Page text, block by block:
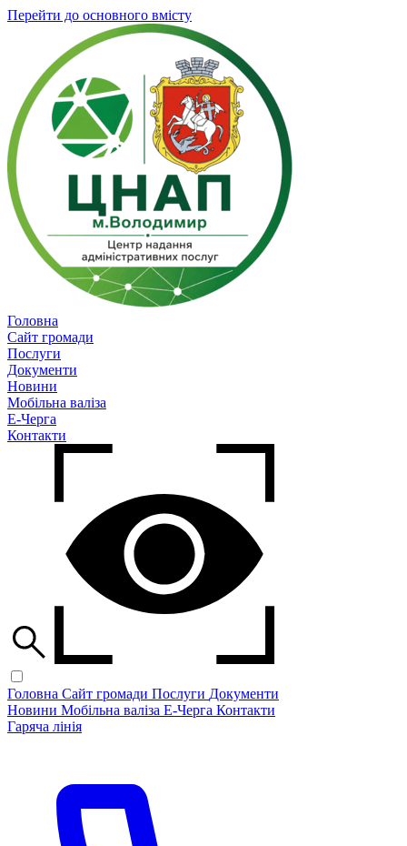
Перейти до основного вмісту
Головна
Сайт громади
Послуги
Документи
Новини
Мобільна валіза
Е-Черга
Контакти
Головна Сайт громади Послуги Документи
Новини Мобільна валіза Е-Черга Контакти
Гаряча лінія